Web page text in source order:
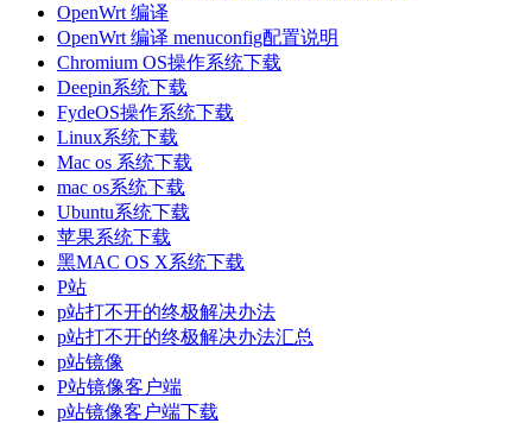
OpenWrt 编译
OpenWrt 编译 menuconfig配置说明
Chromium OS操作系统下载
Deepin系统下载
FydeOS操作系统下载
Linux系统下载
Mac os 系统下载
mac os系统下载
Ubuntu系统下载
苹果系统下载
黑MAC OS X系统下载
P站
p站打不开的终极解决办法
p站打不开的终极解决办法汇总
p站镜像
P站镜像客户端
p站镜像客户端下载